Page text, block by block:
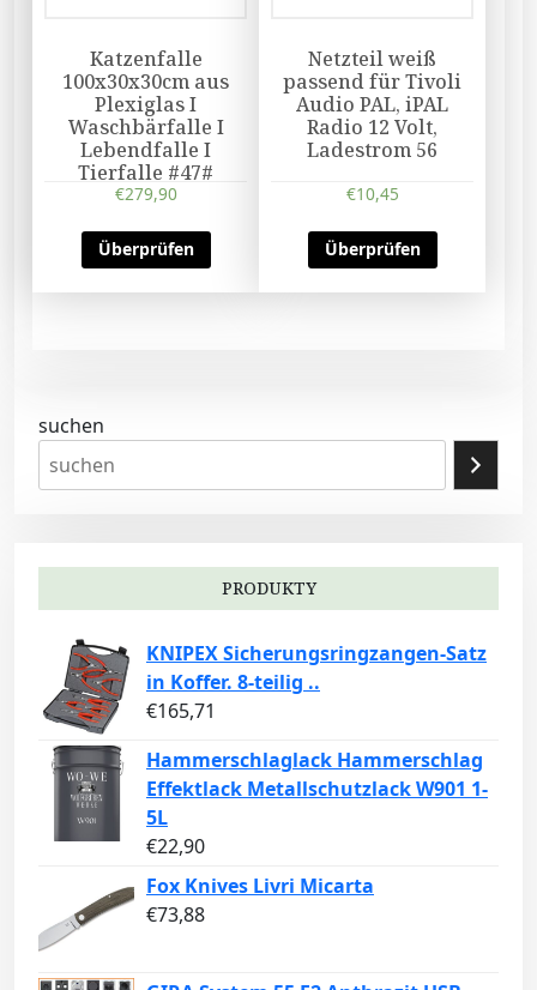
Katzenfalle
100x30x30cm aus
Plexiglas I
Waschbärfalle I
Lebendfalle I
Tierfalle #47#
€279,90
Überprüfen
Netzteil weiß
passend für Tivoli
Audio PAL, iPAL
Radio 12 Volt,
Ladestrom 56
€10,45
Überprüfen
suchen
PRODUKTY
KNIPEX Sicherungsringzangen-Satz
in Koffer. 8-teilig ..
€165,71
Hammerschlaglack Hammerschlag
Effektlack Metallschutzlack W901 1-
5L
€22,90
Fox Knives Livri Micarta
€73,88